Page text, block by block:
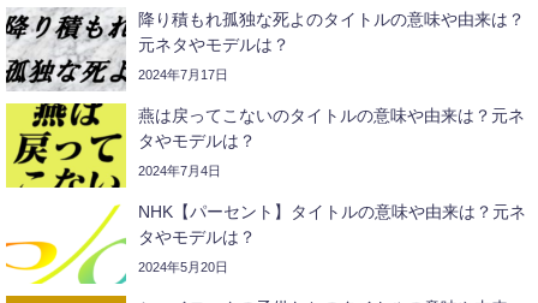
降り積もれ孤独な死よのタイトルの意味や由来は？
元ネタやモデルは？
2024年7月17日
燕は戻ってこないのタイトルの意味や由来は？元ネ
タやモデルは？
2024年7月4日
NHK【パーセント】タイトルの意味や由来は？元ネ
タやモデルは？
2024年5月20日